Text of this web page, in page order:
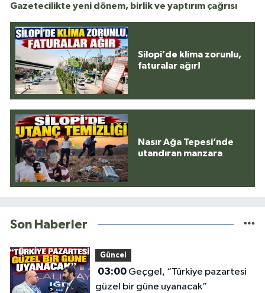
Gazetecilikte yeni dönem, birlik ve yaptırım çağrısı
Silopi’de klima zorunlu,
faturalar ağır!
Nasır Ağa Tepesi’nde
utandıran manzara
Son Haberler
Güncel
03:00Geçgel, “Türkiye pazartesi
güzel bir güne uyanacak”